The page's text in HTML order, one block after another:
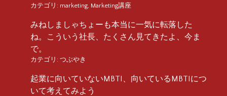
カテゴリ: marketing Marketing講座
みねしましゃちょーも本当に一気に転落した
ね。こういう社長、たくさん見てきたよ、今ま
で。
カテゴリ: つぶやき
起業に向いていないMBTI、向いているMBTIにつ
いて考えてみよう